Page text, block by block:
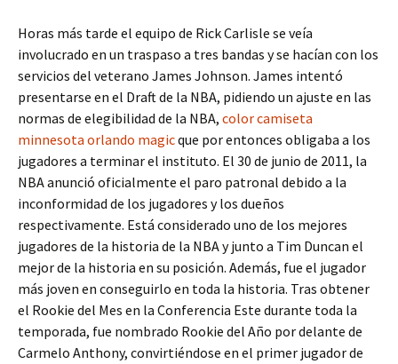
Horas más tarde el equipo de Rick Carlisle se veía
involucrado en un traspaso a tres bandas y se hacían con los
servicios del veterano James Johnson. James intentó
presentarse en el Draft de la NBA, pidiendo un ajuste en las
normas de elegibilidad de la NBA, color camiseta
minnesota orlando magicque por entonces obligaba a los
jugadores a terminar el instituto. El 30 de junio de 2011, la
NBA anunció oficialmente el paro patronal debido a la
inconformidad de los jugadores y los dueños
respectivamente. Está considerado uno de los mejores
jugadores de la historia de la NBA y junto a Tim Duncan el
mejor de la historia en su posición. Además, fue el jugador
más joven en conseguirlo en toda la historia. Tras obtener
el Rookie del Mes en la Conferencia Este durante toda la
temporada, fue nombrado Rookie del Año por delante de
Carmelo Anthony, convirtiéndose en el primer jugador de